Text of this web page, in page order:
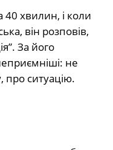
40 хвилин, і коли
він розповів,
За його
не
про ситуацію.